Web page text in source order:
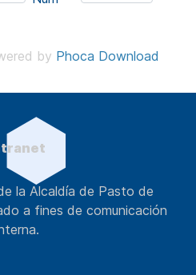
by Phoca Download
la Alcaldía de Pasto de
a fines de comunicación